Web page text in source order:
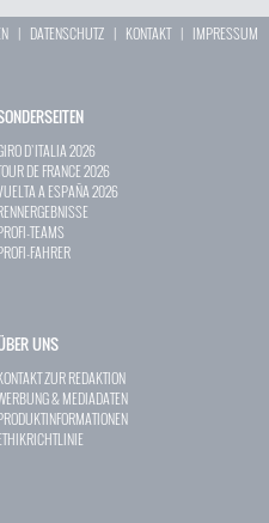
| DATENSCHUTZ | KONTAKT| IMPRESSUM
D`ITALIA 2026
DE FRANCE 2026
A ESPAÑA 2026
TEAMS
FAHRER
UNS
ZUR REDAKTION
& MEDIADATEN